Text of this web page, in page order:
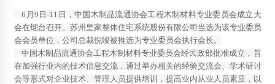
2012年3月26日
中外当代艺术大师参观香山里“中国艺库”
2012年12月5日
厂家直销 沥青瓦 金属瓦 落水系统
6月9日-11日，中国木制品流通协会工程木制材料专业委员会成立大
会在烟台召开。苏州皇家整体住宅系统股份有限公司当选为该专业委员
会会员单位，公司总裁倪竣被推选为专业委员会执行会长。
中国木制品流通协会工程木制材料专业委员会经民政部批准成立，旨
在加强行业内的技术信息交流，通过举办相关的经验交流会、学术研讨
会等形式对企业技术、管理人员提供培训，提高业内从业人员素质，以